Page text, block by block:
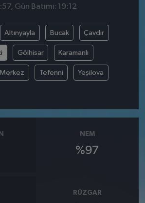
Gün Batımı: 19:12
Altınyayla Bucak Çavdır
Gölhisar Karamanlı
Merkez Tefenni Yeşilova
NEM
%97
RÜZGAR